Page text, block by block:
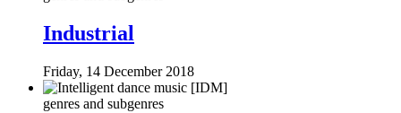
Industrial
Friday, 14 December 2018
genres and subgenres